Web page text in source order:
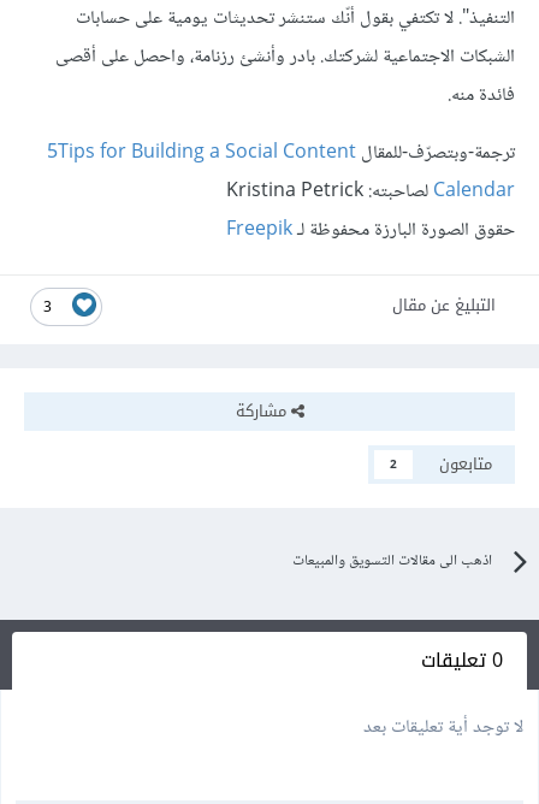
التنفيذ". لا تكتفي بقول أنّك ستنشر تحديثات يومية على حسابات
الشبكات الاجتماعية لشركتك. بادر وأنشئ رزنامة، واحصل على أقصى
فائدة منه.
ترجمة-وبتصرّف-للمقال5Tips for Building a Social Content
Calendarلصاحبته: Kristina Petrick
حقوق الصورة البارزة محفوظة لـFreepik
3 التبليغ عن مقال
مشاركة
متابعون
2
اذهب الى مقالات التسويق والمبيعات
0 تعليقات
لا توجد أية تعليقات بعد